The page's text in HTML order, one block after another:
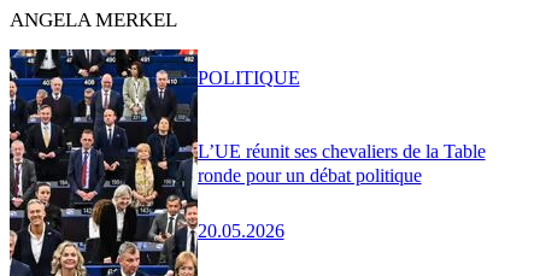
ANGELA MERKEL
L’UE réunit ses chevaliers de la Table
ronde pour un débat politique
20.05.2026
POLITIQUE